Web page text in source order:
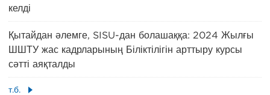
келді
Қытайдан әлемге, SISU-дан болашаққа: 2024 Жылғы
ШШТУ жас кадрларының Біліктілігін арттыру курсы
сәтті аяқталды
т.б.